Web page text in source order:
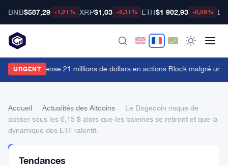
BNB$587,29 -1,21% XRP$1,03 -2,31% ETH$1 902,93 -0,28%
URGENT
Invest dépense 21 millions de dollars en actions Block malgré une
Accueil Actualités des Altcoins
Le Dogecoin risque de
passer sous les 0,15 $ alors que les baleines se retirent et que la
dynamique des ETF ralentit.
DES
Tendances